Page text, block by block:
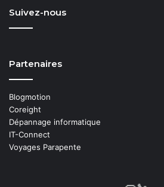
Suivez-nous
Partenaires
Blogmotion
Coreight
Dépannage informatique
IT-Connect
Voyages Parapente